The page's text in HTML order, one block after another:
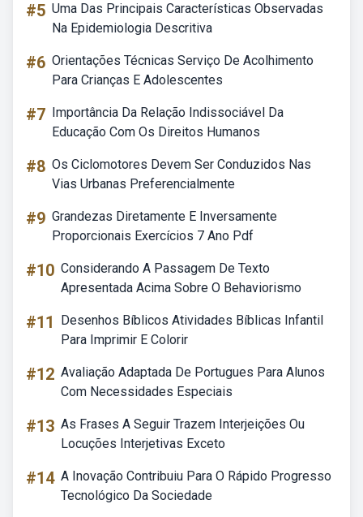
#5 Uma Das Principais Características Observadas
Na Epidemiologia Descritiva
#6 Orientações Técnicas Serviço De Acolhimento
Para Crianças E Adolescentes
#7 Importância Da Relação Indissociável Da
Educação Com Os Direitos Humanos
#8 Os Ciclomotores Devem Ser Conduzidos Nas
Vias Urbanas Preferencialmente
#9 Grandezas Diretamente E Inversamente
Proporcionais Exercícios 7 Ano Pdf
#10 Considerando A Passagem De Texto
Apresentada Acima Sobre O Behaviorismo
#11
Desenhos Bíblicos Atividades Bíblicas Infantil
Para Imprimir E Colorir
#12 Avaliação Adaptada De Portugues Para Alunos
Com Necessidades Especiais
#13 As Frases A Seguir Trazem Interjeições Ou
Locuções Interjetivas Exceto
#14 A Inovação Contribuiu Para O Rápido Progresso
Tecnológico Da Sociedade